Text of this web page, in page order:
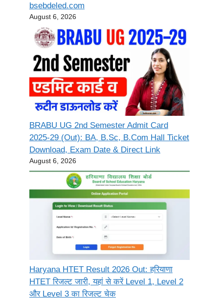
bsebdeled.com
August 6, 2026
BRABU UG 2nd Semester Admit Card
2025-29 (Out): BA, B.Sc, B.Com Hall Ticket
Download, Exam Date & Direct Link
August 6, 2026
Haryana HTET Result 2026 Out: हरियाणा
HTET रिजल्ट जारी, यहां से करें Level 1, Level 2
और Level 3 का रिजल्ट चेक